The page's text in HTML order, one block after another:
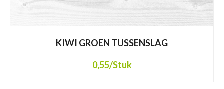
KIWI GROEN TUSSENSLAG
0,55/Stuk